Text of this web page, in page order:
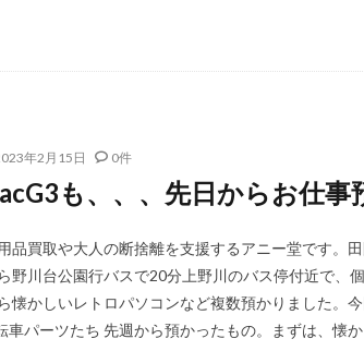
年2月15日 0件
も、、、先日からお仕事
品買取や大人の断捨離を支援するアニー堂です。
野川台公園行バスで20分上野川のバス停付近で、
懐かしいレトロパソコンなど複数預かりました。
車パーツたち 先週から預かったもの。まずは、懐